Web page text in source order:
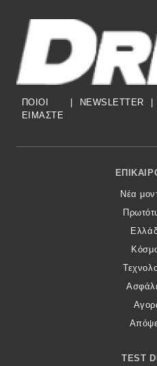
ΠΟΙΟΙ
ΕΙΜΑΣΤΕ
| NEWSLETTER |
Footer
Νέα
TEST